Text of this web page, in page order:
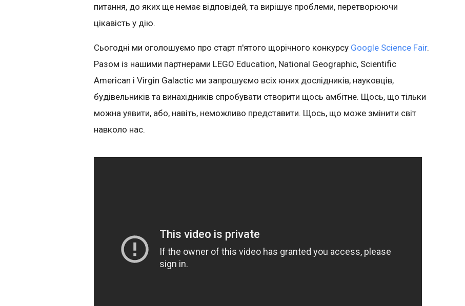
питання, до яких ще немає відповідей, та вирішує проблеми, перетворюючи
цікавість у дію.
Сьогодні ми оголошуємо про старт п'ятого щорічного конкурсу Google Science Fair.
Разом із нашими партнерами LEGO Education, National Geographic, Scientific
American і Virgin Galactic ми запрошуємо всіх юних дослідників, науковців,
будівельників та винахідників спробувати створити щось амбітне. Щось, що тільки
можна уявити, або, навіть, неможливо представити. Щось, що може змінити світ
навколо нас.